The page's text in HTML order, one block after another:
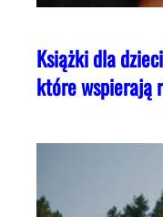
Książki dla
które wspierają